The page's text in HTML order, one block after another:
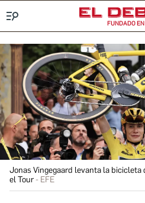
FUNDADO
Jonas Vingegaard levanta la bicicleta
el Tour
EFE